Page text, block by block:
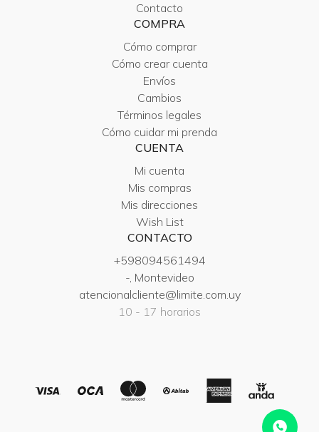
Contacto
COMPRA
Cómo comprar
Cómo crear cuenta
Envíos
Cambios
Términos legales
Cómo cuidar mi prenda
CUENTA
Mi cuenta
Mis compras
Mis direcciones
Wish List
CONTACTO
+598094561494
-, Montevideo
atencionalcliente@limite.com.uy
10 - 17 horarios